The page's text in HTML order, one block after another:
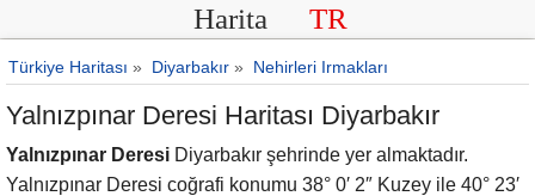
Harita TR
Türkiye Haritası » Diyarbakır » Nehirleri Irmakları
Yalnızpınar Deresi Haritası Diyarbakır
Yalnızpınar Deresi Diyarbakır şehrinde yer almaktadır.
Yalnızpınar Deresi coğrafi konumu 38° 0′ 2″ Kuzey ile 40° 23′